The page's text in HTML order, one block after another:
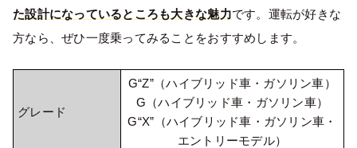
た設計になっているところも大きな魅力です。運転が好きな
方なら、ぜひ一度乗ってみることをおすすめします。
グレード
G“Z”（ハイブリッド車・ガソリン車）
G（ハイブリッド車・ガソリン車）
G“X”（ハイブリッド車・ガソリン車・
エントリーモデル）